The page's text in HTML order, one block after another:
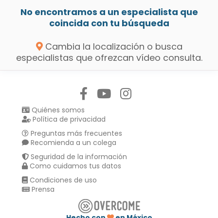
No encontramos a un especialista que
coincida con tu búsqueda
Cambia la localización o busca
especialistas que ofrezcan vídeo consulta.
Quiénes somos
Política de privacidad
Preguntas más frecuentes
Recomienda a un colega
Seguridad de la información
Como cuidamos tus datos
Condiciones de uso
Prensa